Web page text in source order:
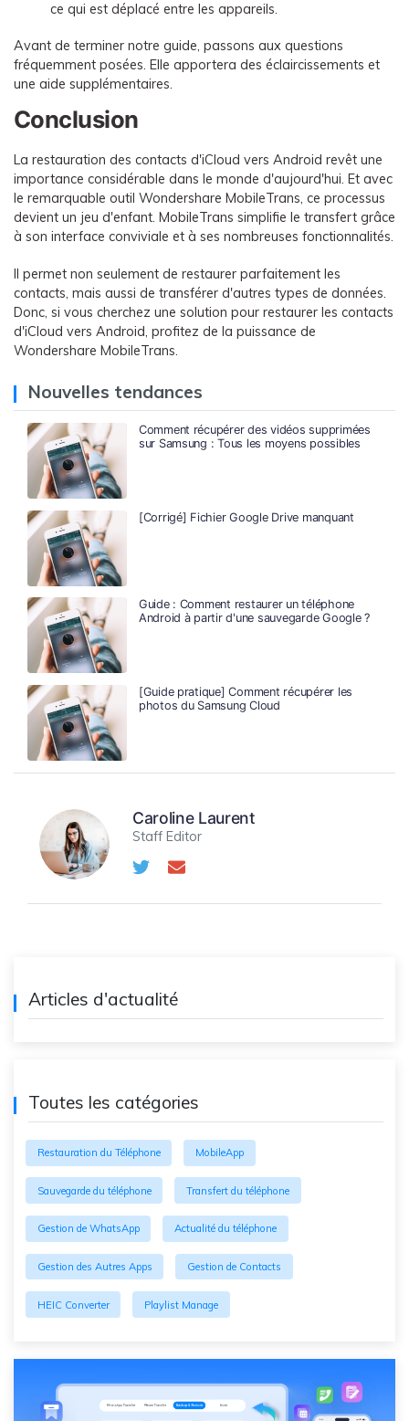
ce qui est déplacé entre les appareils.
Avant de terminer notre guide, passons aux questions
fréquemment posées. Elle apportera des éclaircissements et
une aide supplémentaires.
Conclusion
La restauration des contacts d'iCloud vers Android revêt une
importance considérable dans le monde d'aujourd'hui. Et avec
le remarquable outil Wondershare MobileTrans, ce processus
devient un jeu d'enfant. MobileTrans simplifie le transfert grâce
à son interface conviviale et à ses nombreuses fonctionnalités.
Il permet non seulement de restaurer parfaitement les
contacts, mais aussi de transférer d'autres types de données.
Donc, si vous cherchez une solution pour restaurer les contacts
d'iCloud vers Android, profitez de la puissance de
Wondershare MobileTrans.
Nouvelles tendances
Comment récupérer des vidéos supprimées
sur Samsung : Tous les moyens possibles
[Corrigé] Fichier Google Drive manquant
Guide : Comment restaurer un téléphone
Android à partir d'une sauvegarde Google ?
[Guide pratique] Comment récupérer les
photos du Samsung Cloud
Caroline Laurent
Staff Editor
Articles d'actualité
Toutes les catégories
Restauration du Téléphone MobileApp
Sauvegarde du téléphone Transfert du téléphone
Gestion de WhatsApp Actualité du téléphone
Gestion des Autres Apps Gestion de Contacts
HEIC Converter Playlist Manage